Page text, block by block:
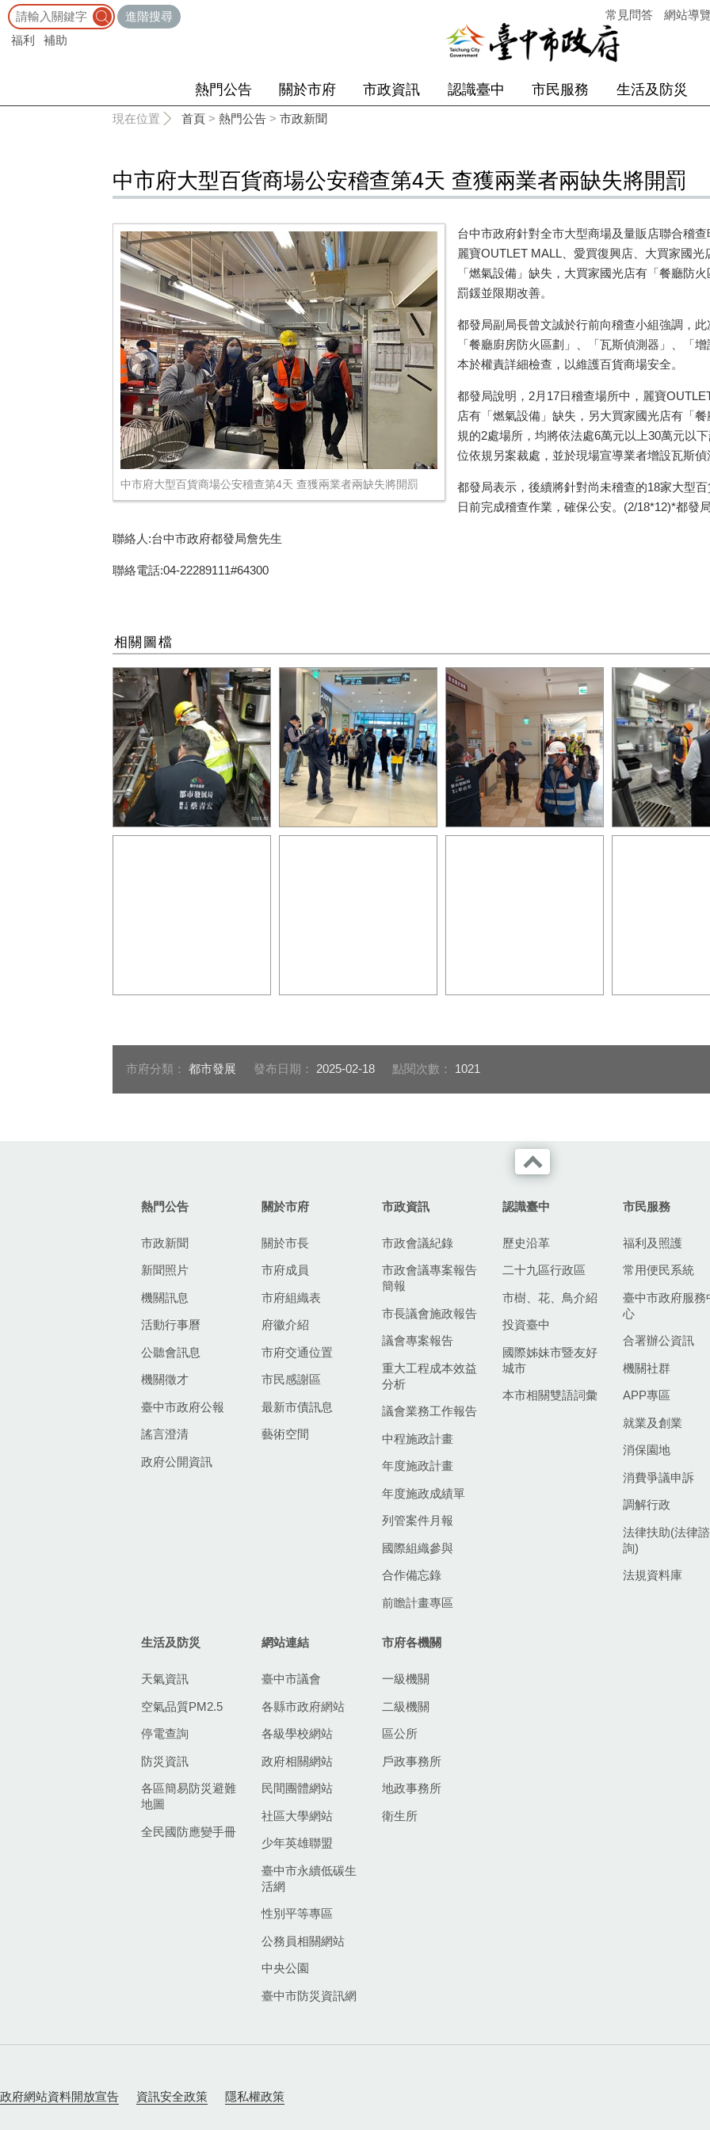
進階搜尋
福利
補助
常見問答 網站導
熱門公告 關於市府 市政資訊 認識臺中 市民服務 生活及防災
現在位置 首頁 > 熱門公告 > 市政新聞
中市府大型百貨商場公安稽查第4天 查獲兩業者兩缺失將開罰
中市府大型百貨商場公安稽查第4天 查獲兩業者兩缺失將開罰
台中市政府針對全市大型商場及量販店聯合稽
麗寶OUTLET MALL、愛買復興店、大買家國
「燃氣設備」缺失，大買家國光店有「餐廳防
罰鍰並限期改善。
都發局副局長曾文誠於行前向稽查小組強調，
「餐廳廚房防火區劃」、「瓦斯偵測器」、「
本於權責詳細檢查，以維護百貨商場安全。
都發局說明，2月17日稽查場所中，麗寶
店有「燃氣設備」缺失，另大買家國光店有「
規的2處場所，均將依法處6萬元以上30萬元以
位依規另案裁處，並於現場宣導業者增設瓦斯
都發局表示，後續將針對尚未稽查的18家大型
日前完成稽查作業，確保公安。(2/18*12)*都發
聯絡人:台中市政府都發局詹先生
聯絡電話:04-22289111#64300
相關圖檔
將開罰7
將開罰4
將開罰3
將開罰2
市府分類： 都市發展 發布日期： 2025-02-18 點閱次數： 1021
熱門公告
市政新聞
新聞照片
機關訊息
活動行事曆
公聽會訊息
機關徵才
臺中市政府公報
謠言澄清
政府公開資訊
關於市府
關於市長
市府成員
市府組織表
府徽介紹
市府交通位置
市民感謝區
最新市債訊息
藝術空間
市政資訊
市政會議紀錄
市政會議專案報告
簡報
市長議會施政報告
議會專案報告
重大工程成本效益
分析
議會業務工作報告
中程施政計畫
年度施政計畫
年度施政成績單
列管案件月報
國際組織參與
合作備忘錄
前瞻計畫專區
認識臺中
歷史沿革
二十九區行政區
市樹、花、鳥介紹
投資臺中
國際姊妹市暨友好
城市
本市相關雙語詞彙
市民服務
福利及照護
常用便民系統
臺中市政府服務
心
合署辦公資訊
機關社群
APP專區
就業及創業
消保園地
消費爭議申訴
調解行政
法律扶助(法律諮
詢)
法規資料庫
生活及防災
天氣資訊
空氣品質PM2.5
停電查詢
防災資訊
各區簡易防災避難
地圖
全民國防應變手冊
網站連結
臺中市議會
各縣市政府網站
各級學校網站
政府相關網站
民間團體網站
社區大學網站
少年英雄聯盟
臺中市永續低碳生
活網
性別平等專區
公務員相關網站
中央公園
臺中市防災資訊網
市府各機關
一級機關
二級機關
區公所
戶政事務所
地政事務所
衛生所
政府網站資料開放宣告 資訊安全政策 隱私權政策